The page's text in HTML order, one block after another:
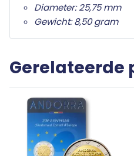
Uw 2 euro munt wordt
Diameter: 25,75 mm
Gewicht: 8,50 gram
Gerelateerde